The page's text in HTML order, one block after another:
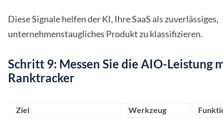
Diese Signale helfen der KI, Ihre SaaS als zuverlässiges,
unternehmenstaugliches Produkt zu klassifizieren.
Schritt 9: Messen Sie die AIO-Leistung
Ranktracker
Ziel Werkzeug